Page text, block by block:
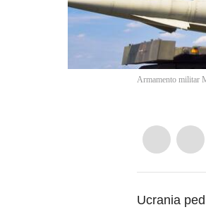
Armamento militar
Ucrania